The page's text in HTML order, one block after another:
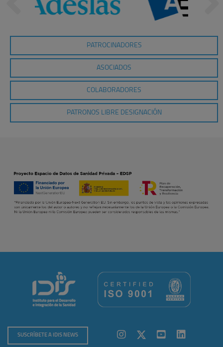
PATROCINADORES
ASOCIADOS
COLABORADORES
PATRONOS LIBRE DESIGNACIÓN
SUSCRÍBETE A IDIS NEWS